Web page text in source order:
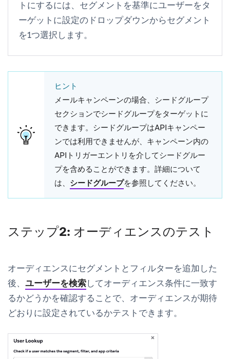
トにするには、 セグメントを基準にユーザーをタ
ーゲットに設定のドロップダウンからセグメント
を1つ選択します。
ヒント
メールキャンペーンの場合、 シードグループ
セクションでシードグループをターゲットに
できます。シードグループはAPIキャンペー
ンでは利用できませんが、キャンペーン内の
APIトリガーエントリを介してシードグルー
プを含めることができます。詳細について
は、 シードグループを参照してください。
ステップ2: オーディエンスのテスト
オーディエンスにセグメントとフィルターを追加した
後、 ユーザーを検索してオーディエンス条件に一致す
るかどうかを確認することで、オーディエンスが期待
どおりに設定されているかテストできます。